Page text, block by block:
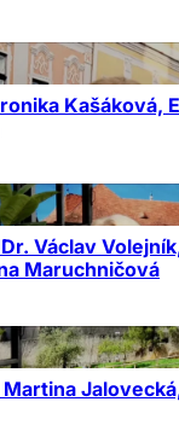
Kašáková,
Václav
Maruchničová